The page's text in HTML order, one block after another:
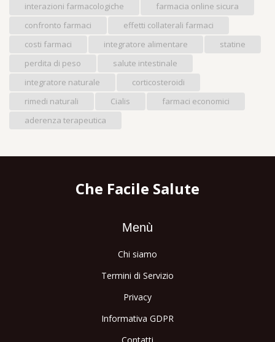
interazioni farmacologiche
farmacia online sicura
confronto farmaci
effetti collaterali farmaci
costi farmaci
integratore alimentare
statine
perdita di peso
salute intestinale
integratore naturale
corticosteroidi
rimedi naturali
Cialis
farmaci economici
aderenza terapeutica
Che Facile Salute
Menù
Chi siamo
Termini di Servizio
Privacy
Informativa GDPR